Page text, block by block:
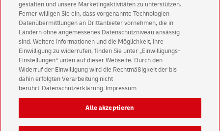
Geschäftskundenservice
Warnung vor gefälschtenE-Mails
Impressum Rechtliche Hinweise
Datenschutz
Einwilligungs-Einstellungen
gestalten und unsere Marketingaktivitäten zu unterstützen.
Ferner willigen Sie ein, dass vorgenannte Technologien
Datenübermittlungen an Drittanbieter vornehmen, die in
Ländern ohne angemessenes Datenschutzniveau ansässig
sind. Weitere Informationen und die Möglichkeit, Ihre
Einwilligung zu widerrufen, finden Sie unter „Einwilligungs-
Einstellungen“ unten auf dieser Webseite. Durch den
Widerruf der Einwilligung wird die Rechtmäßigkeit der bis
dahin erfolgten Verarbeitung nicht
berührt Datenschutzerklärung Impressum
Alle akzeptieren